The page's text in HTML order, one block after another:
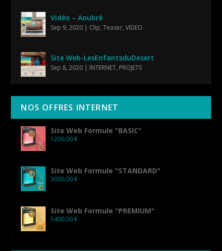
Vidéo – Aoubré
Sep 9, 2020 Clip,Teaser,VIDEO
Site Web-LesEnfantsduDesert
Sep 8, 2020 INTERNET, PROJETS
NOS OFFRES INTERNET
Site Web Formule "BASIC"
1200,00€
Site Web Formule "STANDARD"
3000,00€
Site Web Formule "PREMIUM"
5400,00€